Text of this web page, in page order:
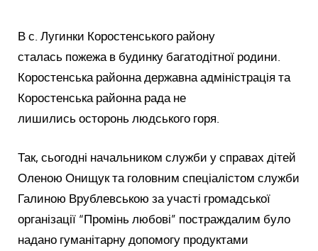
В с. Лугинки Коростенського району
сталась пожежа в будинку багатодітної родини.
Коростенська районна державна адміністрація та
Коростенська районна рада не
лишились осторонь людського горя.
Так, сьогодні начальником служби у справах дітей
Оленою Онищук та головним спеціалістом служби
Галиною Врублевською за участі громадської
організації “Промінь любові” постраждалим було
надано гуманітарну допомогу продуктами